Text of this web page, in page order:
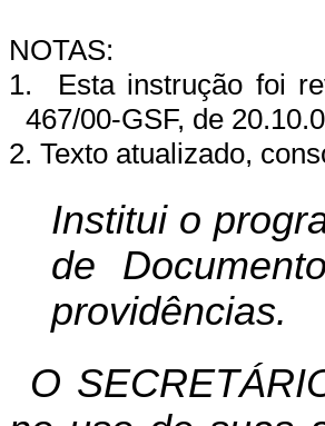
NOTAS:
1.
Esta instrução foi
467/00-GSF, de
2. Texto atualizado,
Institui o
de
providências.
O